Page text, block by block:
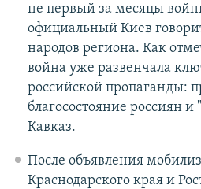
не первый за месяцы
официальный Киев
народов региона. Как
война уже развенчала
российской пропаганды:
благосостояние россиян
Кавказ.
После объявления
Краснодарского края и